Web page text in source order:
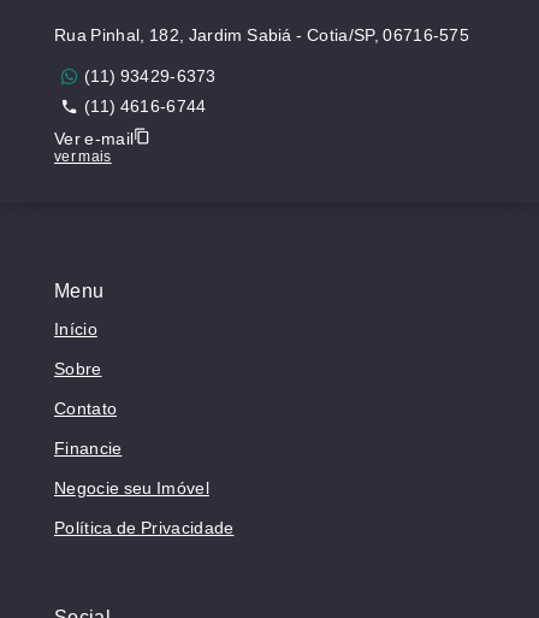
Menu
Início
Sobre
Contato
Financie
Negocie seu Imóvel
Política de Privacidade
Rua Pinhal, 182, Jardim Sabiá - Cotia/SP, 06716-575
(11) 93429-6373
(11) 4616-6744
Ver e-mail
ver mais